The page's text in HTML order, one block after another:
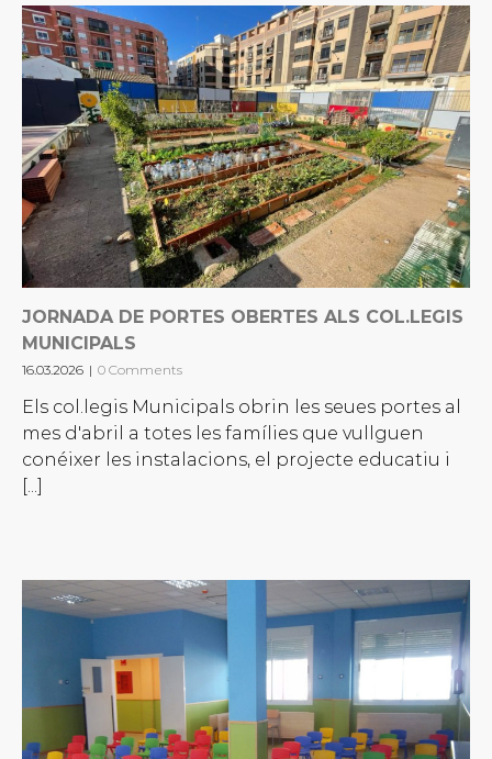
JORNADA DE PORTES OBERTES ALS COL.LEGIS
MUNICIPALS
16.03.2026 | 0 Comments
Els col.legis Municipals obrin les seues portes al
mes d'abril a totes les famílies que vullguen
conéixer les instalacions, el projecte educatiu i
[...]